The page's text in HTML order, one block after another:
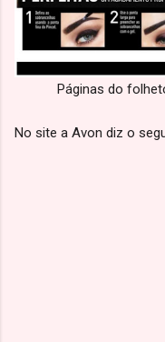
Páginas do
No site a Avon diz o